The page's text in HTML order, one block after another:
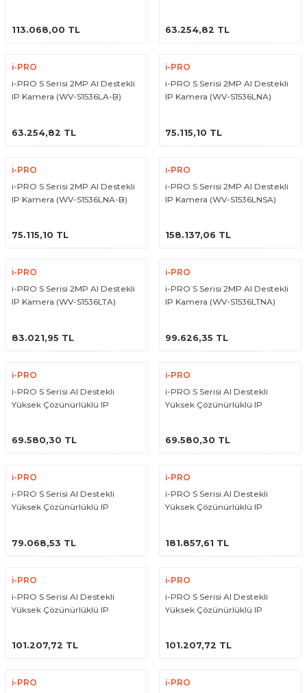
113.068,00 TL 63.254,82 TL
i-PRO
i-PRO S Serisi 2MP AI Destekli
IP Kamera (WV-S1536LA-B)
63.254,82 TL
i-PRO
i-PRO S Serisi 2MP AI Destekli
IP Kamera (WV-S1536LNA)
75.115,10 TL
i-PRO
i-PRO S Serisi 2MP AI Destekli
IP Kamera (WV-S1536LNA-B)
75.115,10 TL
i-PRO
i-PRO S Serisi 2MP AI Destekli
IP Kamera (WV-S1536LNSA)
158.137,06 TL
i-PRO
i-PRO S Serisi 2MP AI Destekli
IP Kamera (WV-S1536LTA)
83.021,95 TL
i-PRO
i-PRO S Serisi 2MP AI Destekli
IP Kamera (WV-S1536LTNA)
99.626,35 TL
i-PRO
i-PRO S Serisi AI Destekli
Yüksek Çözünürlüklü IP
69.580,30 TL
i-PRO
i-PRO S Serisi AI Destekli
Yüksek Çözünürlüklü IP
69.580,30 TL
i-PRO
i-PRO S Serisi AI Destekli
Yüksek Çözünürlüklü IP
79.068,53 TL
i-PRO
i-PRO S Serisi AI Destekli
Yüksek Çözünürlüklü IP
181.857,61 TL
i-PRO
i-PRO S Serisi AI Destekli
Yüksek Çözünürlüklü IP
101.207,72 TL
i-PRO
i-PRO S Serisi AI Destekli
Yüksek Çözünürlüklü IP
101.207,72 TL
i-PRO
i-PRO